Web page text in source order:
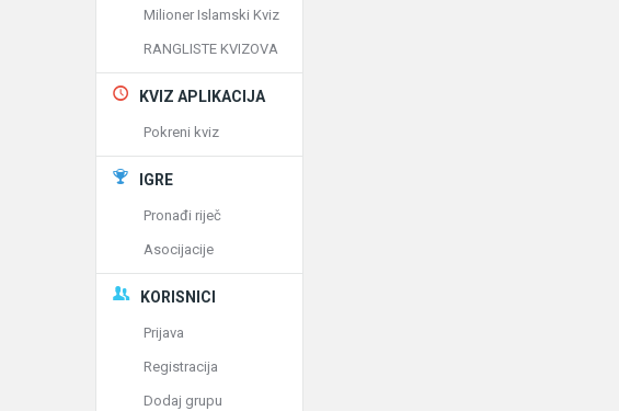
Milioner Islamski Kviz
RANGLISTE KVIZOVA
KVIZ APLIKACIJA
Pokreni kviz
IGRE
Pronađi riječ
Asocijacije
KORISNICI
Prijava
Registracija
Dodaj grupu